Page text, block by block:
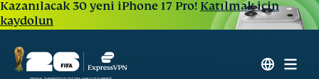
Kazanılacak 30 yeni iPhone 17 Pro! Katılmak için
kaydolun